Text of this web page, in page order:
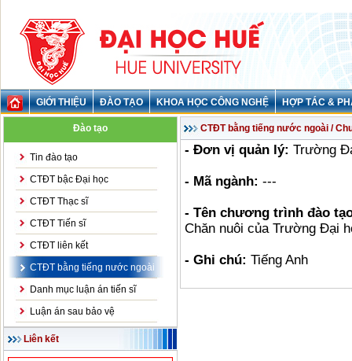
GIỚI THIỆU ĐÀO TẠO KHOA HỌC CÔNG NGHỆ HỢP TÁC &
Đào tạo
Tin đào tạo
CTĐT bậc Đại học
CTĐT Thạc sĩ
CTĐT Tiến sĩ
CTĐT liên kết
CTĐT bằng tiếng nước ngoài
Danh mục luận án tiến sĩ
Luận án sau bảo vệ
Liên kết
CTĐT bằng tiếng nước ngoài /
- Đơn vị quản lý: Trường
- Mã ngành: ---
- Tên chương trình đào
Chăn nuôi của Trường Đại
- Ghi chú: Tiếng Anh